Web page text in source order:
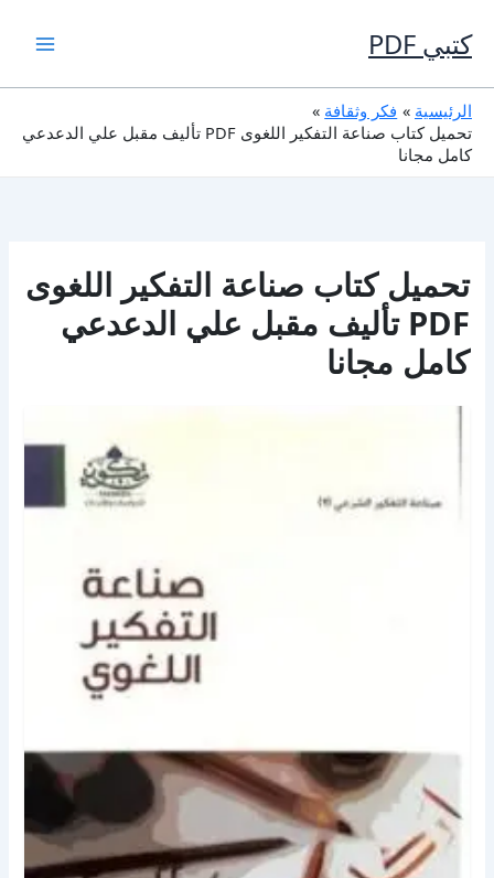
إلى
المحتوى
كتبي PDF
الرئيسية
فكر وثقافة
تحميل كتاب صناعة التفكير اللغوى PDF تأليف مقبل علي الدعدعي
كامل مجانا
تحميل كتاب صناعة التفكير اللغوى
PDF تأليف مقبل علي الدعدعي
كامل مجانا